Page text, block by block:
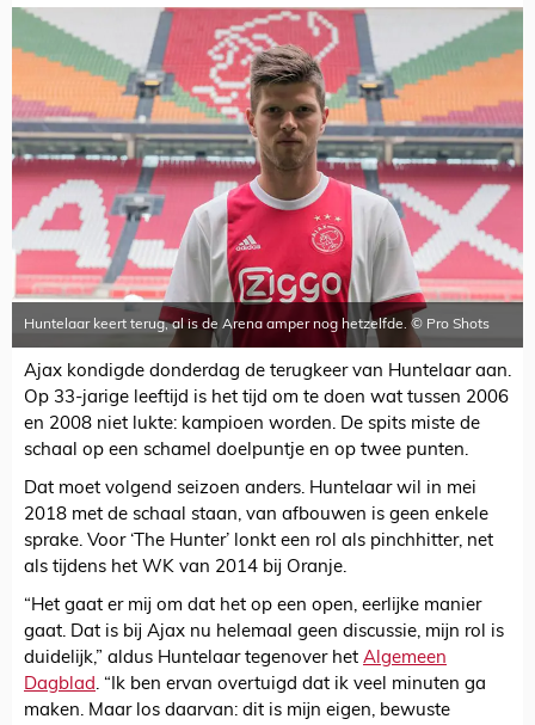
Huntelaar keert terug, al is de Arena amper nog hetzelfde. © Pro Shots
Ajax kondigde donderdag de terugkeer van Huntelaar aan.
Op 33-jarige leeftijd is het tijd om te doen wat tussen 2006
en 2008 niet lukte: kampioen worden. De spits miste de
schaal op een schamel doelpuntje en op twee punten.
Dat moet volgend seizoen anders. Huntelaar wil in mei
2018 met de schaal staan, van afbouwen is geen enkele
sprake. Voor ‘The Hunter’ lonkt een rol als pinchhitter, net
als tijdens het WK van 2014 bij Oranje.
“Het gaat er mij om dat het op een open, eerlijke manier
gaat. Dat is bij Ajax nu helemaal geen discussie, mijn rol is
duidelijk,” aldus Huntelaar tegenover het Algemeen
Dagblad. “Ik ben ervan overtuigd dat ik veel minuten ga
maken. Maar los daarvan: dit is mijn eigen, bewuste